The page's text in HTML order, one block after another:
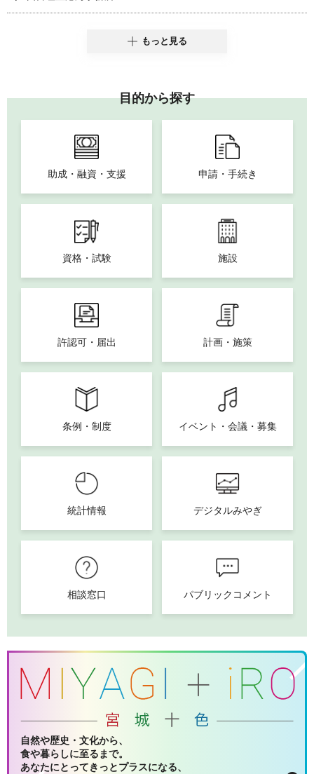
もっと見る
目的から探す
助成・融資・支援 申請・手続き
資格・試験 施設
許認可・届出 計画・施策
条例・制度 イベント・会議・募集
統計情報 デジタルみやぎ
相談窓口 パブリックコメント
自然や歴史・文化から、
食や暮らしに至るまで。
あなたにとってきっとプラスになる、